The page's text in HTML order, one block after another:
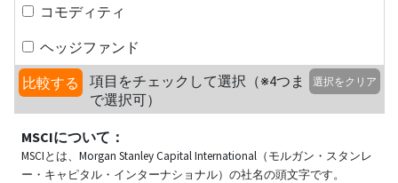
コモディティ
ヘッジファンド
比較する
項目をチェックして選択（※4つま
で選択可）
選択をクリア
MSCIについて：
MSCIとは、Morgan Stanley Capital International（モルガン・スタンレ
ー・キャピタル・インターナショナル）の社名の頭文字です。